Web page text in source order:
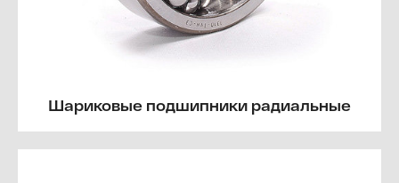
Шариковые подшипники радиальные